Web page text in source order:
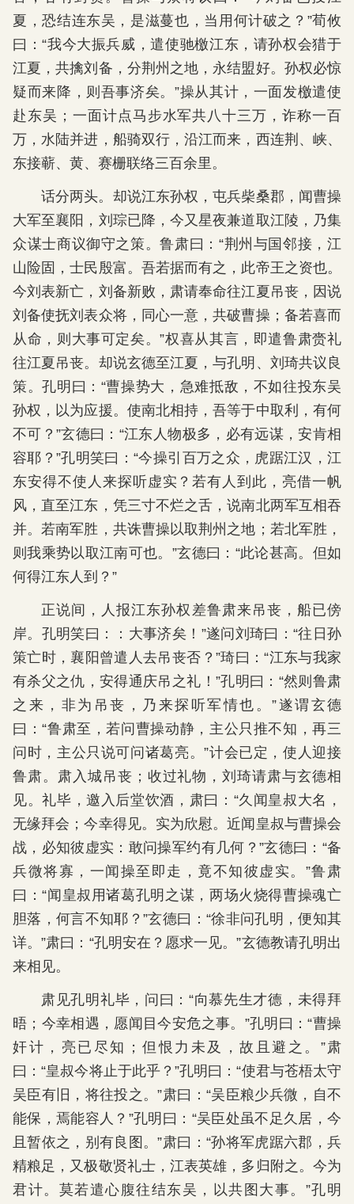
夏，恐结连东吴，是滋蔓也，当用何计破之？”荀攸
曰：“我今大振兵威，遣使驰檄江东，请孙权会猎于
江夏，共擒刘备，分荆州之地，永结盟好。孙权必惊
疑而来降，则吾事济矣。”操从其计，一面发檄遣使
赴东吴；一面计点马步水军共八十三万，诈称一百
万，水陆并进，船骑双行，沿江而来，西连荆、峡、
东接蕲、黄、赛栅联络三百余里。
话分两头。却说江东孙权，屯兵柴桑郡，闻曹操
大军至襄阳，刘琮已降，今又星夜兼道取江陵，乃集
众谋士商议御守之策。鲁肃曰：“荆州与国邻接，江
山险固，士民殷富。吾若据而有之，此帝王之资也。
今刘表新亡，刘备新败，肃请奉命往江夏吊丧，因说
刘备使抚刘表众将，同心一意，共破曹操；备若喜而
从命，则大事可定矣。”权喜从其言，即遣鲁肃赍礼
往江夏吊丧。却说玄德至江夏，与孔明、刘琦共议良
策。孔明曰：“曹操势大，急难抵敌，不如往投东吴
孙权，以为应援。使南北相持，吾等于中取利，有何
不可？”玄德曰：“江东人物极多，必有远谋，安肯相
容耶？”孔明笑曰：“今操引百万之众，虎踞江汉，江
东安得不使人来探听虚实？若有人到此，亮借一帆
风，直至江东，凭三寸不烂之舌，说南北两军互相吞
并。若南军胜，共诛曹操以取荆州之地；若北军胜，
则我乘势以取江南可也。”玄德曰：“此论甚高。但如
何得江东人到？”
正说间，人报江东孙权差鲁肃来吊丧，船已傍
岸。孔明笑曰：：大事济矣！”遂问刘琦曰：“往日孙
策亡时，襄阳曾遣人去吊丧否？”琦曰：“江东与我家
有杀父之仇，安得通庆吊之礼！”孔明曰：“然则鲁肃
之来，非为吊丧，乃来探听军情也。”遂谓玄德
曰：“鲁肃至，若问曹操动静，主公只推不知，再三
问时，主公只说可问诸葛亮。”计会已定，使人迎接
鲁肃。肃入城吊丧；收过礼物，刘琦请肃与玄德相
见。礼毕，邀入后堂饮酒，肃曰：“久闻皇叔大名，
无缘拜会；今幸得见。实为欣慰。近闻皇叔与曹操会
战，必知彼虚实：敢问操军约有几何？”玄德曰：“备
兵微将寡，一闻操至即走，竟不知彼虚实。”鲁肃
曰：“闻皇叔用诸葛孔明之谋，两场火烧得曹操魂亡
胆落，何言不知耶？”玄德曰：“徐非问孔明，便知其
详。”肃曰：“孔明安在？愿求一见。”玄德教请孔明出
来相见。
肃见孔明礼毕，问曰：“向慕先生才德，未得拜
晤；今幸相遇，愿闻目今安危之事。”孔明曰：“曹操
奸计，亮已尽知；但恨力未及，故且避之。”肃
曰：“皇叔今将止于此乎？”孔明曰：“使君与苍梧太守
吴臣有旧，将往投之。”肃曰：“吴臣粮少兵微，自不
能保，焉能容人？”孔明曰：“吴臣处虽不足久居，今
且暂依之，别有良图。”肃曰：“孙将军虎踞六郡，兵
精粮足，又极敬贤礼士，江表英雄，多归附之。今为
君计。莫若遣心腹往结东吴，以共图大事。”孔明